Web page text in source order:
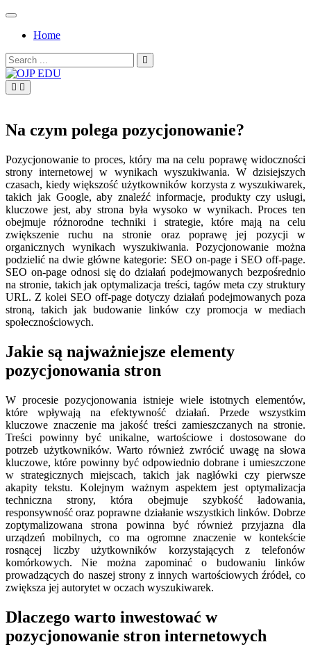
Skip
contentHome
Search
for:
Na czym polega pozycjonowanie?
Pozycjonowanie to proces, który ma na celu poprawę widoczności
strony internetowej w wynikach wyszukiwania. W dzisiejszych
czasach, kiedy większość użytkowników korzysta z wyszukiwarek,
takich jak Google, aby znaleźć informacje, produkty czy usługi,
kluczowe jest, aby strona była wysoko w wynikach. Proces ten
obejmuje różnorodne techniki i strategie, które mają na celu
zwiększenie ruchu na stronie oraz poprawę jej pozycji w
organicznych wynikach wyszukiwania. Pozycjonowanie można
podzielić na dwie główne kategorie: SEO on-page i SEO off-page.
SEO on-page odnosi się do działań podejmowanych bezpośrednio
na stronie, takich jak optymalizacja treści, tagów meta czy struktury
URL. Z kolei SEO off-page dotyczy działań podejmowanych poza
stroną, takich jak budowanie linków czy promocja w mediach
społecznościowych.
Jakie są najważniejsze elementy
pozycjonowania stron
W procesie pozycjonowania istnieje wiele istotnych elementów,
które wpływają na efektywność działań. Przede wszystkim
kluczowe znaczenie ma jakość treści zamieszczanych na stronie.
Treści powinny być unikalne, wartościowe i dostosowane do
potrzeb użytkowników. Warto również zwrócić uwagę na słowa
kluczowe, które powinny być odpowiednio dobrane i umieszczone
w strategicznych miejscach, takich jak nagłówki czy pierwsze
akapity tekstu. Kolejnym ważnym aspektem jest optymalizacja
techniczna strony, która obejmuje szybkość ładowania,
responsywność oraz poprawne działanie wszystkich linków. Dobrze
zoptymalizowana strona powinna być również przyjazna dla
urządzeń mobilnych, co ma ogromne znaczenie w kontekście
rosnącej liczby użytkowników korzystających z telefonów
komórkowych. Nie można zapominać o budowaniu linków
prowadzących do naszej strony z innych wartościowych źródeł, co
zwiększa jej autorytet w oczach wyszukiwarek.
Dlaczego warto inwestować w
pozycjonowanie stron internetowych